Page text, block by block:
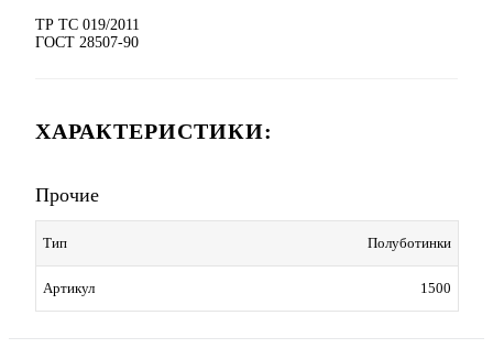
ТР ТС 019/2011
ГОСТ 28507-90
ХАРАКТЕРИСТИКИ:
Прочие
Тип Полуботинки
Артикул 1500